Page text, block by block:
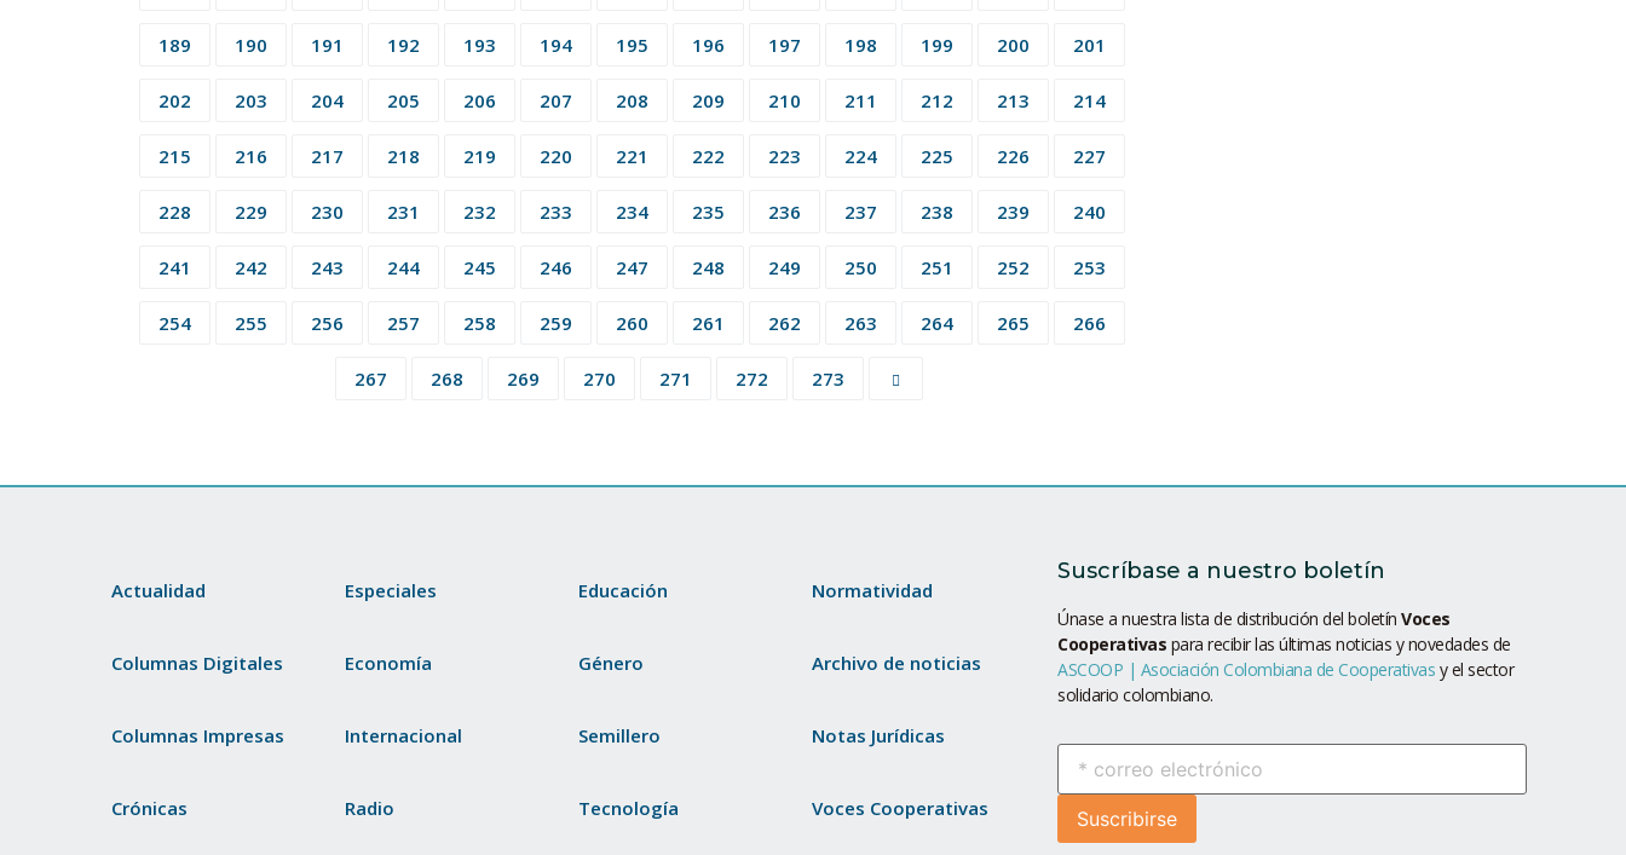
189 190 191 192 193 194 195 196 197 198 199 200 201
202 203 204 205 206 207 208 209 210 211 212 213 214
215 216 217 218 219 220 221 222 223 224 225 226 227
228 229 230 231 232 233 234 235 236 237 238 239 240
241 242 243 244 245 246 247 248 249 250 251 252 253
254 255 256 257 258 259 260 261 262 263 264 265 266
267 268 269 270 271 272 273
Actualidad
Columnas Digitales
Columnas Impresas
Crónicas
Especiales
Economía
Internacional
Radio
Educación
Género
Semillero
Tecnología
Normatividad
Archivo de noticias
Notas Jurídicas
Voces Cooperativas
Suscríbase a nuestro boletín
Únase a nuestra lista de distribución del boletín Voces
Cooperativas para recibir las últimas noticias y novedades de
ASCOOP | Asociación Colombiana de Cooperativas y el sector
solidario colombiano.